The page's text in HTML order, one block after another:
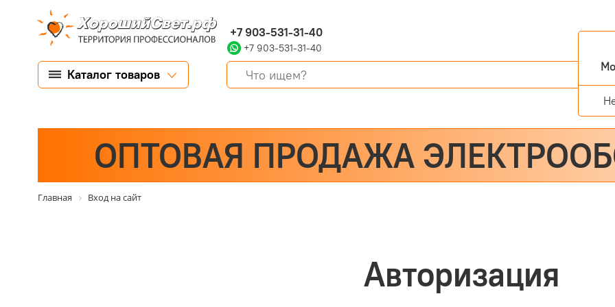
+7 903-531-31-40
+7 903-531-31-40
Каталог товаров
ОПТОВАЯ ПРОДАЖА
Главная Вход на сайт
Авторизация